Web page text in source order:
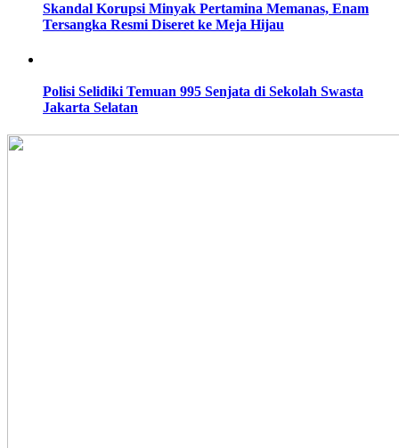
Skandal Korupsi Minyak Pertamina Memanas, Enam
Tersangka Resmi Diseret ke Meja Hijau
Polisi Selidiki Temuan 995 Senjata di Sekolah Swasta
Jakarta Selatan